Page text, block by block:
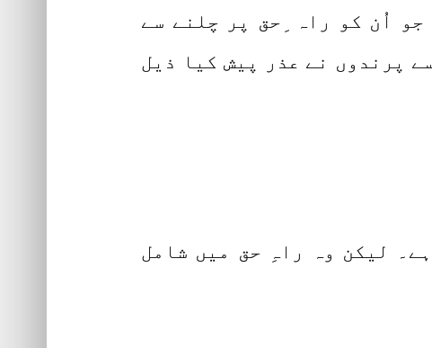
جو اُن کو راہ ِحق پر چلنے سے
پرندوں نے عذر پیش کیا ذیل
لیکن وہ راہِ حق میں شامل